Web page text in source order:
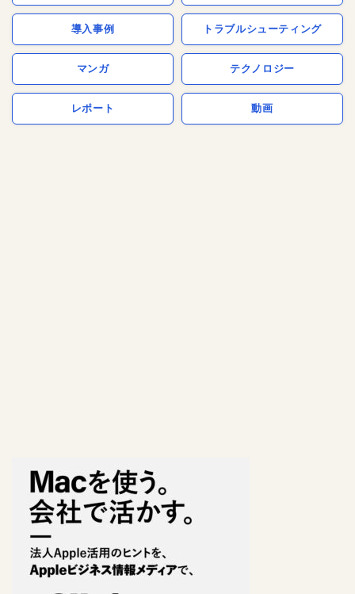
導入事例 トラブルシューティング
マンガ テクノロジー
レポート 動画